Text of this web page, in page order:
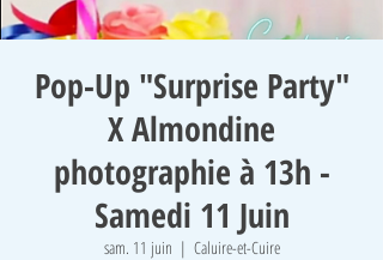
Pop-Up "Surprise Party"
X Almondine
photographie à 13h -
Samedi 11 Juin
sam. 11 juin
  |
Caluire-et-Cuire